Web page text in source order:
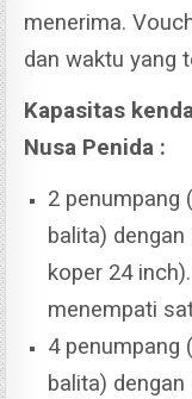
menerima.
dan waktu yang
Kapasitas
Nusa Penida :
2 penumpang
balita)
koper 24
menempati
4 penumpang
balita)